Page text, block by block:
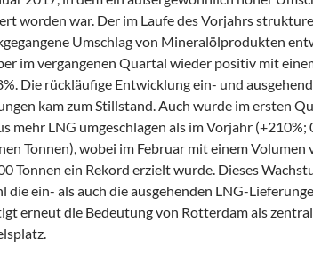
worden war. Der im Laufe des Vorjahrs
Umschlag von Mineralölprodukten
im vergangenen Quartal wieder positiv mit
Die rückläufige Entwicklung ein- und
kam zum Stillstand. Auch wurde im ersten
mehr LNG umgeschlagen als im Vorjahr (+210%;
Tonnen), wobei im Februar mit einem Volumen
Tonnen ein Rekord erzielt wurde. Dieses
die ein- als auch die ausgehenden LNG-
erneut die Bedeutung von Rotterdam als